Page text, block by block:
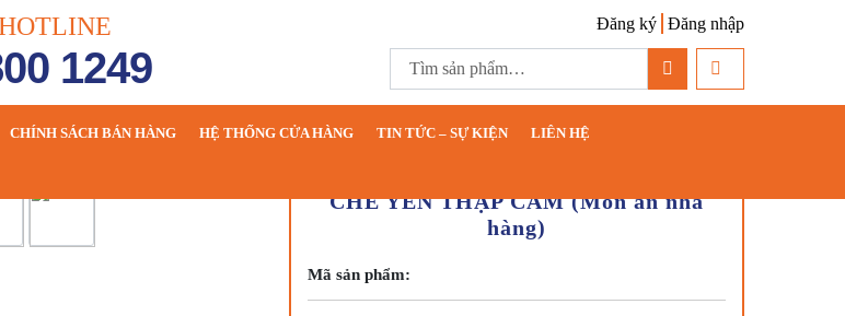
1249
Đăng ký Đăng nhập
CHÍNH SÁCH BÁN HÀNG HỆ THỐNG CỬA HÀNG TIN TỨC – SỰ KIỆN LIÊN HỆ
CHÈ YẾN THẬP CẨM (Món ăn nhà
hàng)
Mã sản phẩm: